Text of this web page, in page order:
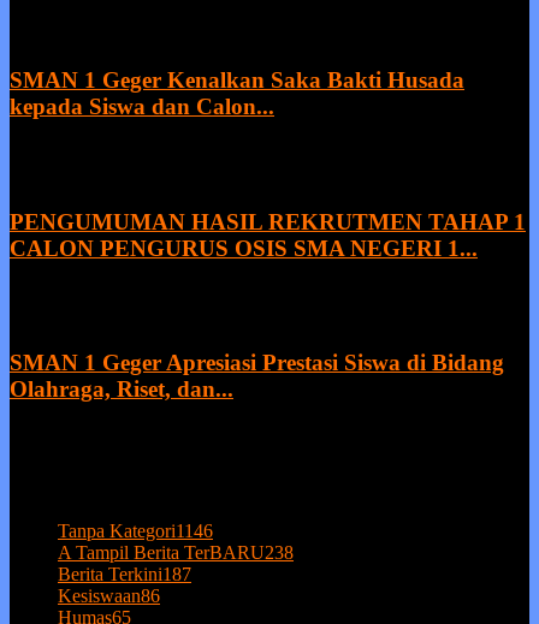
SMAN 1 Geger Kenalkan Saka Bakti Husada
kepada Siswa dan Calon...
PENGUMUMAN HASIL REKRUTMEN TAHAP 1
CALON PENGURUS OSIS SMA NEGERI 1...
SMAN 1 Geger Apresiasi Prestasi Siswa di Bidang
Olahraga, Riset, dan...
Tanpa Kategori1146
A Tampil Berita TerBARU238
Berita Terkini187
Kesiswaan86
Humas65